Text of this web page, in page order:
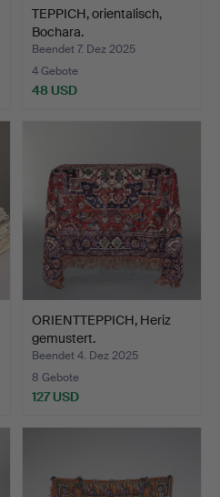
TEPPICH, orientalisch,
Bochara.
Beendet 7. Dez 2025
4 Gebote
48 USD
ORIENTTEPPICH, Heriz
gemustert.
Beendet 4. Dez 2025
8 Gebote
127 USD